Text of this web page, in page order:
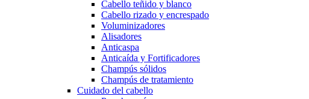
Cabello teñido y blanco
Cabello rizado y encrespado
Voluminizadores
Alisadores
Anticaspa
Anticaída y Fortificadores
Champús sólidos
Champús de tratamiento
Cuidado del cabello